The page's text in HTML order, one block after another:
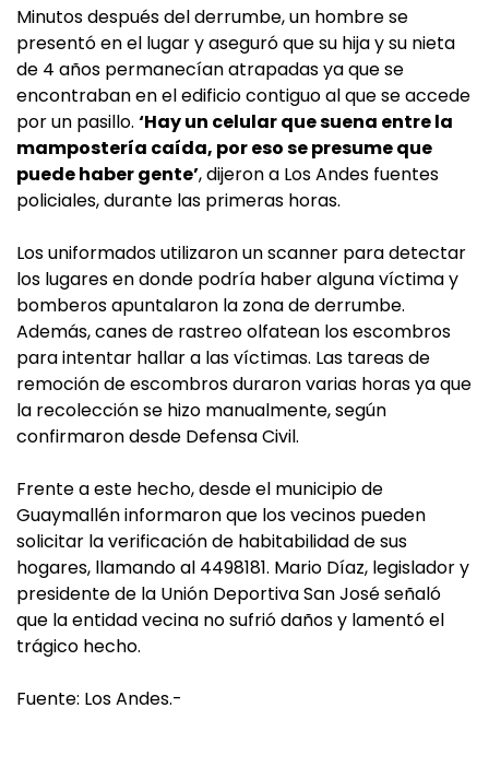
Minutos después del derrumbe, un hombre se
presentó en el lugar y aseguró que su hija y su nieta
de 4 años permanecían atrapadas ya que se
encontraban en el edificio contiguo al que se accede
por un pasillo. ‘Hay un celular que suena entre la
mampostería caída, por eso se presume que
puede haber gente’, dijeron a Los Andes fuentes
policiales, durante las primeras horas.
Los uniformados utilizaron un scanner para detectar
los lugares en donde podría haber alguna víctima y
bomberos apuntalaron la zona de derrumbe.
Además, canes de rastreo olfatean los escombros
para intentar hallar a las víctimas. Las tareas de
remoción de escombros duraron varias horas ya que
la recolección se hizo manualmente, según
confirmaron desde Defensa Civil.
Frente a este hecho, desde el municipio de
Guaymallén informaron que los vecinos pueden
solicitar la verificación de habitabilidad de sus
hogares, llamando al 4498181. Mario Díaz, legislador y
presidente de la Unión Deportiva San José señaló
que la entidad vecina no sufrió daños y lamentó el
trágico hecho.
Fuente: Los Andes.-